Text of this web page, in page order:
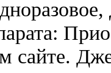
сайте.